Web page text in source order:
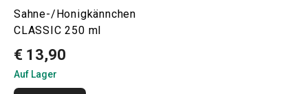
Sahne-/Honigkännchen
CLASSIC 250 ml
€ 13,90
Auf Lager